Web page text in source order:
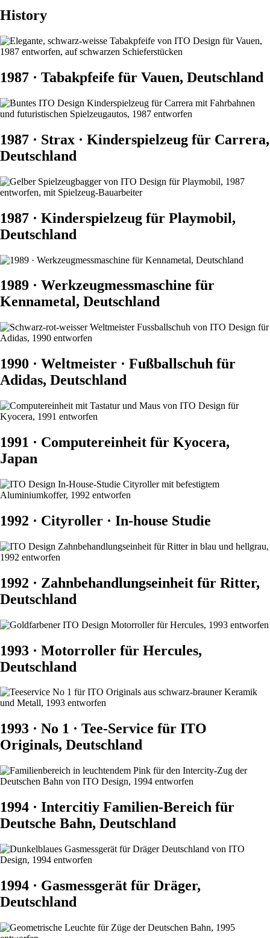
History
1987 · Tabakpfeife für Vauen, Deutschland
1987 · Strax · Kinderspielzeug für Carrera,
Deutschland
1987 · Kinderspielzeug für Playmobil,
Deutschland
1989 · Werkzeugmessmaschine für
Kennametal, Deutschland
1990 · Weltmeister · Fußballschuh für
Adidas, Deutschland
1991 · Computereinheit für Kyocera,
Japan
1992 · Cityroller · In-house Studie
1992 · Zahnbehandlungseinheit für Ritter,
Deutschland
1993 · Motorroller für Hercules,
Deutschland
1993 · No 1 · Tee-Service für ITO
Originals, Deutschland
1994 · Intercitiy Familien-Bereich für
Deutsche Bahn, Deutschland
1994 · Gasmessgerät für Dräger,
Deutschland